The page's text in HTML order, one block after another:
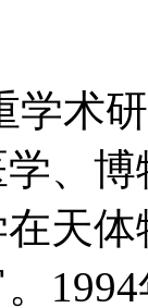
术
、
天